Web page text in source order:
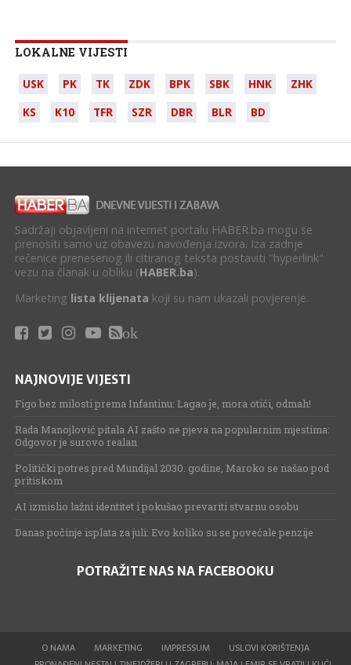
LOKALNE VIJESTI
USK PK TK ZDK BPK SBK HNK
ZHK
KS
K10 TFR SZR DBR BLR BD
Sadržaji objavljeni na internet portalu HABER.ba mogu se
prenositi samo uz obavezu navođenja izvora. Iza zadnje
rečenice prenesenog ili citiranog teksta postaviti "hyperlink"
vezu na članak u obliku (HABER.ba).
Marketing lista klijenata koji su nam ukazali povjerenje.
ok
NAJNOVIJE VIJESTI
Figo bez milosti prema Infantinu: Lagao je, mora otići, odmah!
Rada Manojlović pitala AI zašto ne pjeva na popularnim mjestima:
Odgovor je surovo realan
Politički potres pred Mundijal 2030. godine, Maroko se našao pod
pritiskom
AI izmislio lažni identitet i pokušao prevariti stvarnu osobu
Danas počinje isplata za juli: Evo koliko su se povećale penzije
POTRAŽITE NAS NA FACEBOOKU
O NAMA MARKETING IMPRESSUM
USLOVI KORIŠTENJA